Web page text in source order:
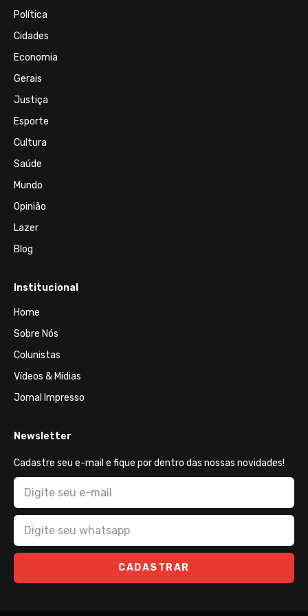
Política
Cidades
Economia
Gerais
Justiça
Esporte
Cultura
Saúde
Mundo
Opinião
Lazer
Blog
Institucional
Home
Sobre Nós
Colunistas
Vídeos & Mídias
Jornal Impresso
Newsletter
Cadastre seu e-mail e fique por dentro das nossas novidades!
CADASTRAR